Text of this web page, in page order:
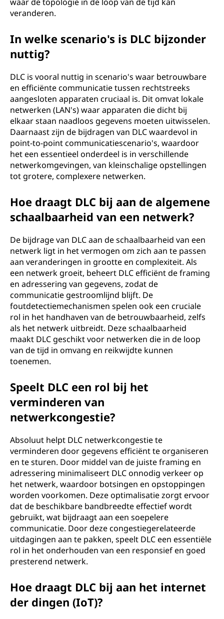
veranderen.
In welke scenario's is DLC bijzonder
nuttig?
DLC is vooral nuttig in scenario's waar betrouwbare
en efficiënte communicatie tussen rechtstreeks
aangesloten apparaten cruciaal is. Dit omvat lokale
netwerken (LAN's) waar apparaten die dicht bij
elkaar staan naadloos gegevens moeten uitwisselen.
Daarnaast zijn de bijdragen van DLC waardevol in
point-to-point communicatiescenario's, waardoor
het een essentieel onderdeel is in verschillende
netwerkomgevingen, van kleinschalige opstellingen
tot grotere, complexere netwerken.
Hoe draagt DLC bij aan de algemene
schaalbaarheid van een netwerk?
De bijdrage van DLC aan de schaalbaarheid van een
netwerk ligt in het vermogen om zich aan te passen
aan veranderingen in grootte en complexiteit. Als
een netwerk groeit, beheert DLC efficiënt de framing
en adressering van gegevens, zodat de
communicatie gestroomlijnd blijft. De
foutdetectiemechanismen spelen ook een cruciale
rol in het handhaven van de betrouwbaarheid, zelfs
als het netwerk uitbreidt. Deze schaalbaarheid
maakt DLC geschikt voor netwerken die in de loop
van de tijd in omvang en reikwijdte kunnen
toenemen.
Speelt DLC een rol bij het
verminderen van
netwerkcongestie?
Absoluut helpt DLC netwerkcongestie te
verminderen door gegevens efficiënt te organiseren
en te sturen. Door middel van de juiste framing en
adressering minimaliseert DLC onnodig verkeer op
het netwerk, waardoor botsingen en opstoppingen
worden voorkomen. Deze optimalisatie zorgt ervoor
dat de beschikbare bandbreedte effectief wordt
gebruikt, wat bijdraagt aan een soepelere
communicatie. Door deze congestiegerelateerde
uitdagingen aan te pakken, speelt DLC een essentiële
rol in het onderhouden van een responsief en goed
presterend netwerk.
Hoe draagt DLC bij aan het internet
der dingen (IoT)?